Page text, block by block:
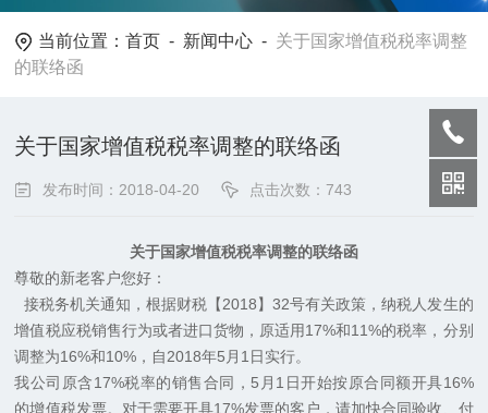
当前位置：首页 - 新闻中心 - 关于国家增值税税率调整
的联络函
关于国家增值税税率调整的联络函
发布时间：2018-04-20 点击次数：743
关于国家增值税税率调整的联络函
尊敬的新老客户您好：
接税务机关通知，根据财税【2018】32号有关政策，纳税人发生的
增值税应税销售行为或者进口货物，原适用17%和11%的税率，分别
调整为16%和10%，自2018年5月1日实行。
我公司原含17%税率的销售合同，5月1日开始按原合同额开具16%
的增值税发票。对于需要开具17%发票的客户，请加快合同验收、付